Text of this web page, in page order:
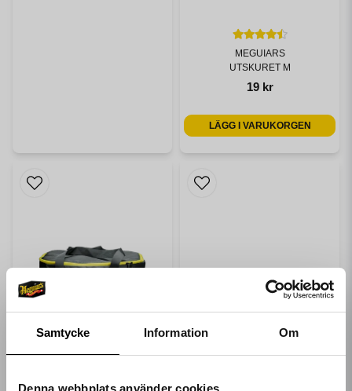
Samtycke Information Om
Denna webbplats använder cookies
MEGUIARS
UTSKURET M
19 kr
LÄGG I VARUKORGEN